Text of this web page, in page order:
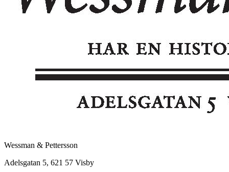
Wessman & Pettersson
Adelsgatan 5, 621 57 Visby